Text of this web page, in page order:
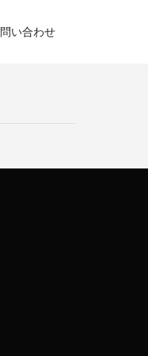
問い合わせ